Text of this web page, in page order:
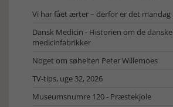
Vi har fået ærter – derfor er det mandag
Dansk Medicin - Historien om de danske
medicinfabrikker
Noget om søhelten Peter Willemoes
TV-tips, uge 32, 2026
Museumsnumre 120 - Præstekjole